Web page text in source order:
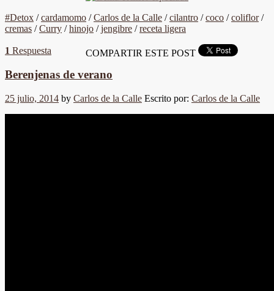
#Detox /cardamomo /Carlos de la Calle /cilantro /coco /coliflor/
cremas /Curry /hinojo /jengibre /receta ligera
1 Respuesta COMPARTIR ESTE POST
Berenjenas de verano
25 julio, 2014 by Carlos de la Calle Escrito por: Carlos de la Calle